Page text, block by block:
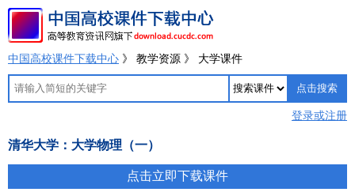
中国高校课件下载中心 》 教学资源 》 大学课件
登录或注册
清华大学：大学物理（一）
点击立即下载课件